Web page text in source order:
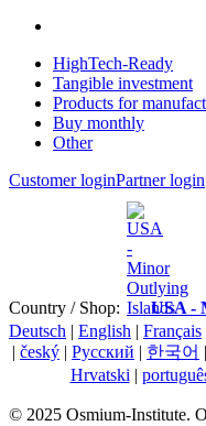
HighTech-Ready
Tangible investment
Products for
Buy monthly
Other
Customer loginPartner login
Country / Shop: USA -
Deutsch | English | Français
| český | Pусский | 한국어 |
Hrvatski |
© 2025 Osmium-Institute.